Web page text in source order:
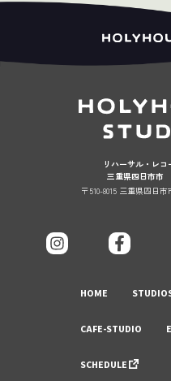
リハーサル・レ
三重県四日市市
〒510-8015 三重県四日
HOME
CAFE-STUDIO
SCHEDULE